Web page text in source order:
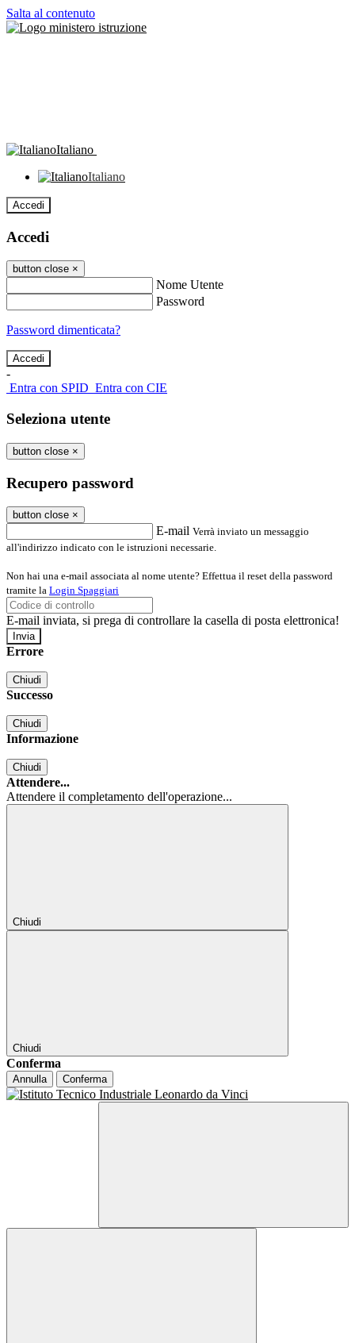
Salta al contenuto
Italiano
Italiano
Accedi
Accedi
button close ×
Nome Utente
Password
Password dimenticata?
-
Entra con SPID Entra con CIE
Seleziona utente
button close ×
Recupero password
button close ×
E-mail Verrà inviato un messaggio
all'indirizzo indicato con le istruzioni necessarie.
Non hai una e-mail associata al nome utente? Effettua il reset della password
tramite la Login Spaggiari
E-mail inviata, si prega di controllare la casella di posta elettronica!
Errore
Chiudi
Successo
Chiudi
Informazione
Chiudi
Attendere...
Attendere il completamento dell'operazione...
Chiudi
Chiudi
Conferma
Annulla Conferma